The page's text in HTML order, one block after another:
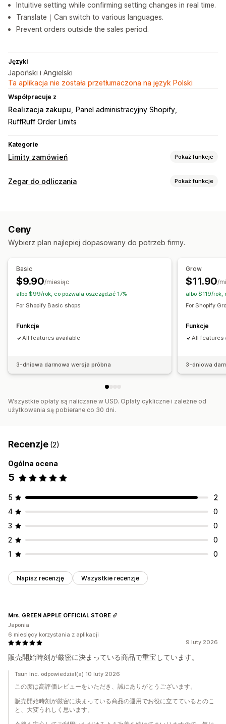
Intuitive setting while confirming setting changes in real time.
Translate｜Can switch to various languages.
Prevent orders outside the sales period.
Języki
Japoński i Angielski
Ta aplikacja nie została przetłumaczona na język Polski
Współpracuje z
Realizacja zakupu
Panel administracyjny Shopify
RuffRuff Order Limits
Kategorie
Limity zamówień Pokaż funkcje
Reguły limitów
Ustawienia powiadomień
Alerty w koszyku
Alerty przy realizacji zakupu
Wiadomości niestandardowe
Tłumaczenie
Zegar do odliczania Pokaż funkcje
Niestandardowy tekst
Strony produktu
Zaplanowana
Resetowane po wizycie
Z określoną datą końcową
Z czasem określonym co do minuty
Typ licznika czasu
Data wygaśnięcia
Wprowadzenie produktu na rynek
Ceny
Wybierz plan najlepiej dopasowany do potrzeb firmy.
Basic
$9.90/miesiąc
albo $99/rok, co pozwala oszczędzić 17%
For Shopify Basic shops
Funkcje
All features available
3-dniowa darmowa wersja próbna
Grow
$11.90/
albo $119/rok,
For Shopify
Funkcje
All features
3-dniowa
Wszystkie opłaty są naliczane w USD. Opłaty cykliczne i zależne od
użytkowania są pobierane co 30 dni.
Recenzje (2)
Ogólna ocena
5
5
2
4
0
3
0
2
0
1
0
Napisz recenzję Wszystkie recenzje
9 luty 2026
販売開始時刻が厳密に決まっている商品で重宝しています。
Mrs. GREEN APPLE OFFICIAL STORE
Japonia
6 miesięcy korzystania z aplikacji
Tsun Inc. odpowiedział(a) 10 luty 2026
この度は高評価レビューをいただき、誠にありがとうございます。
販売開始時刻が厳密に決まっている商品の運用でお役に立てているとのこ
と、大変うれしく思います。